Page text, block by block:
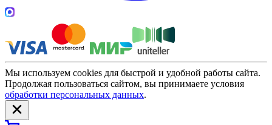
Мы используем cookies для быстрой и удобной работы сайта.
Продолжая пользоваться сайтом, вы принимаете условия
обработки персональных данных.